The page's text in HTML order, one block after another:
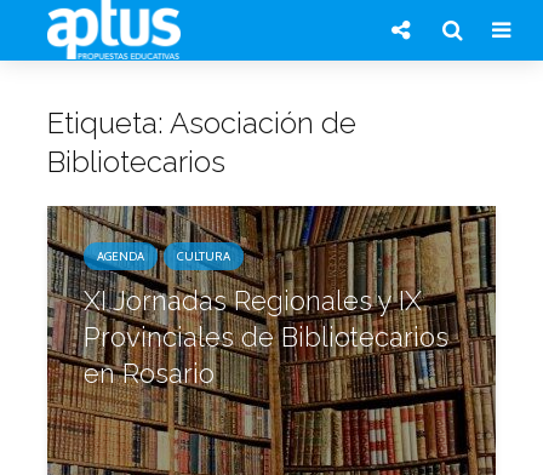
Etiqueta: Asociación de
Bibliotecarios
AGENDA CULTURA
XI Jornadas Regionales y IX
Provinciales de Bibliotecarios
en Rosario